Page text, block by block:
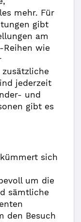
mehr. Für
gibt
am
Reihen wie
zusätzliche
jederzeit
und
gibt es
sich
um die
sämtliche
den Besuch